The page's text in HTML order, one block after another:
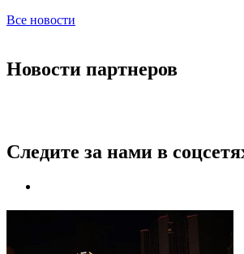
Все новости
Новости партнеров
Следите за нами в